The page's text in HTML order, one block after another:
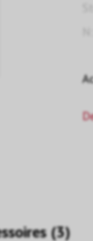
Accessoires (3)